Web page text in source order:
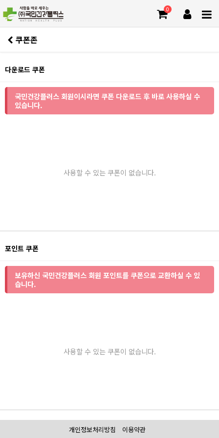
0
쿠폰존
다운로드 쿠폰
국민건강플러스 회원이시라면 쿠폰 다운로드 후 바로 사용하실 수
있습니다.
사용할 수 있는 쿠폰이 없습니다.
포인트 쿠폰
보유하신 국민건강플러스 회원 포인트를 쿠폰으로 교환하실 수 있
습니다.
사용할 수 있는 쿠폰이 없습니다.
개인정보처리방침 이용약관